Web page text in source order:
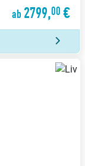
ab 2799,00 €